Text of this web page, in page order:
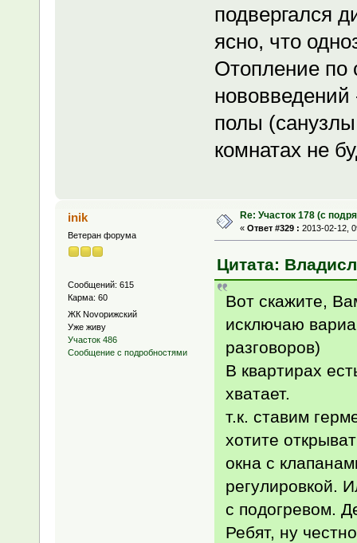
подвергался
ясно, что
Отопление по
нововведений
полы
комнатах не
inik
Ветеран форума
Сообщений: 615
Карма: 60
ЖК Novoрижский
Уже живу
Участок 486
Сообщение с подробностями
Re: Участок 178 (с
« Ответ #329 : 2013-02-12,
Цитата:
Вот скажите,
исключаю
разговоров)
В квартирах
хватает.
т.к. ставим
хотите
окна с
регулировкой.
с подогревом.
Ребят, ну